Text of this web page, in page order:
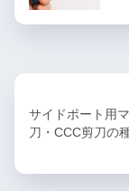
サイドポート用
刀・CCC剪刀の